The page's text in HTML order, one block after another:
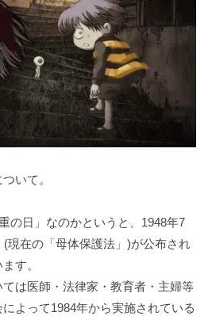
いて。
の日」なのかというと、1948年7
(現在の「母体保護法」)が公布され
す。
ては医師・法律家・教育者・主婦等
よって1984年から実施されている